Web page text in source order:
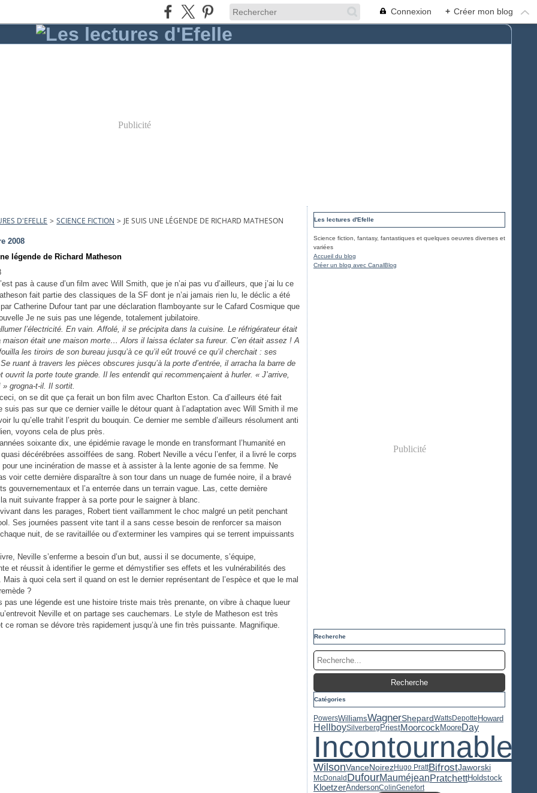
Connexion + Créer mon blog
Publicité
D'EFELLE > SCIENCE FICTION > JE SUIS UNE LÉGENDE DE RICHARD MATHESON
2008
légende de Richard Matheson
pas à cause d’un film avec Will Smith, que je n’ai pas vu d’ailleurs, que j’ai lu ce
fait partie des classiques de la SF dont je n’ai jamais rien lu, le déclic a été
Catherine Dufour tant par une déclaration flamboyante sur le Cafard Cosmique que
Je ne suis pas une légende, totalement jubilatoire.
l’électricité. En vain. Affolé, il se précipita dans la cuisine. Leréfrigérateur était
maison était une maison morte… Alors il laissa éclater sa fureur. C’en était assez ! A
les tiroirs de son bureau jusqu’à ce qu’il eût trouvé ce qu’il cherchait : ses
ruant à travers les pièces obscures jusqu’à la porte d’entrée, il arracha la barre de
ouvrit la porte toute grande. Il les entendit qui recommençaient à hurler. « J’arrive,
» grogna-t-il. Il sortit.
on se dit que ça ferait un bon film avec Charlton Eston. Ca d’ailleurs été fait
suis pas sur que ce dernier vaille le détour quant à l’adaptation avec Will Smith il me
lu qu’elle trahit l’esprit du bouquin. Ce dernier me semble d’ailleurs résolument anti
voyons cela de plus près.
soixante dix, une épidémie ravage le monde en transformant l’humanité en
décérébrées assoiffées de sang. Robert Neville a vécu l’enfer, il a livré le corps
une incinération de masse et à assister à la lente agonie de sa femme. Ne
voir cette dernière disparaître à son tour dans un nuage de fumée noire, il a bravé
gouvernementaux et l’a enterrée dans un terrain vague. Las, cette dernière
nuit suivante frapper à sa porte pour le saigner à blanc.
dans les parages, Robert tient vaillamment le choc malgré un petit penchant
Ses journées passent vite tant il a sans cesse besoin de renforcer sa maison
nuit, de se ravitaillée ou d’exterminer les vampires qui se terrent impuissants
Neville s’enferme a besoin d’un but, aussi il se documente, s’équipe,
et réussit à identifier le germe et démystifier ses effets et les vulnérabilités des
Mais à quoi cela sert il quand on est le dernier représentant de l’espèce et que le mal
?
pas une légende est une histoire triste mais très prenante, on vibre à chaque lueur
Neville et on partage ses cauchemars. Le style de Matheson est très
ce roman se dévore très rapidement jusqu’à une fin très puissante. Magnifique.
Les lectures d'Efelle
Science fiction, fantasy, fantastiques et quelques oeuvres diverses et
variées
Accueil du blog
Créer un blog avec CanalBlog
Publicité
Recherche
Catégories
PowersWilliamsWagnerShepardWattsDepotteHoward
HellboySilverbergPriestMoorcock MooreDay
Incontournable
WilsonVanceNoirezHugo PrattBifrostJaworski
McDonaldDufourMauméjeanPratchettHoldstock
KloetzerAndersonColinGenefort